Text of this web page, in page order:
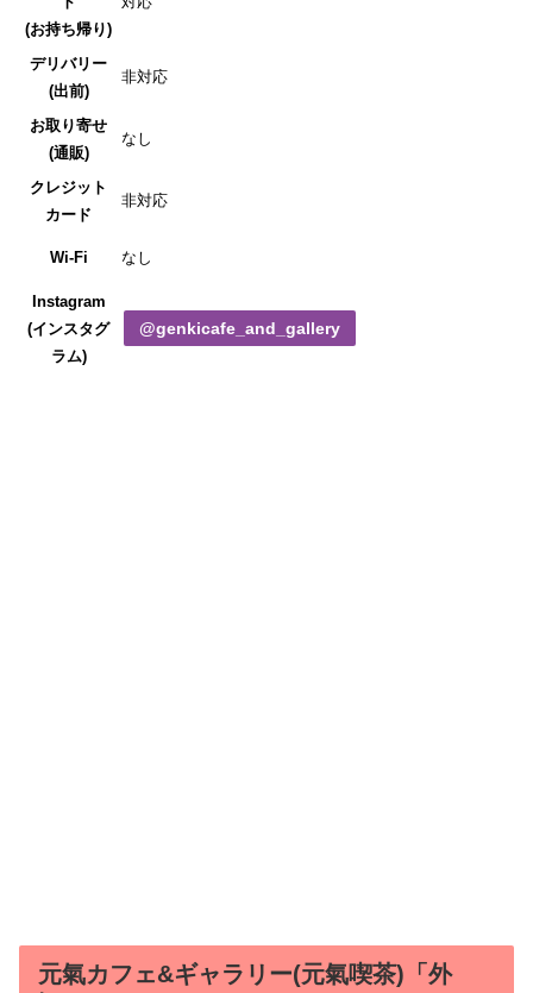
(お持ち帰り)
デリバリー
(出前)
非対応
お取り寄せ
(通販)
なし
クレジット
カード
非対応
Wi-Fi なし
Instagram
(インスタグ
ラム)
@genkicafe_and_gallery
元氣カフェ&ギャラリー(元氣喫茶)「外